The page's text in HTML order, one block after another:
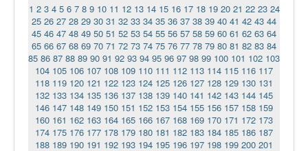
Ермаковополе.рф
1 2 3 4 5 6 7 8 9 10 11 12 13 14 15 16 17 18 19 20 21 22 23 24
25 26 27 28 29 30 31 32 33 34 35 36 37 38 39 40 41 42 43 44
45 46 47 48 49 50 51 52 53 54 55 56 57 58 59 60 61 62 63 64
65 66 67 68 69 70 71 72 73 74 75 76 77 78 79 80 81 82 83 84
85 86 87 88 89 90 91 92 93 94 95 96 97 98 99 100 101 102 103
104 105 106 107 108 109 110 111 112 113 114 115 116 117
118 119 120 121 122 123 124 125 126 127 128 129 130 131
132 133 134 135 136 137 138 139 140 141 142 143 144 145
146 147 148 149 150 151 152 153 154 155 156 157 158 159
160 161 162 163 164 165 166 167 168 169 170 171 172 173
174 175 176 177 178 179 180 181 182 183 184 185 186 187
188 189 190 191 192 193 194 195 196 197 198 199 200 201